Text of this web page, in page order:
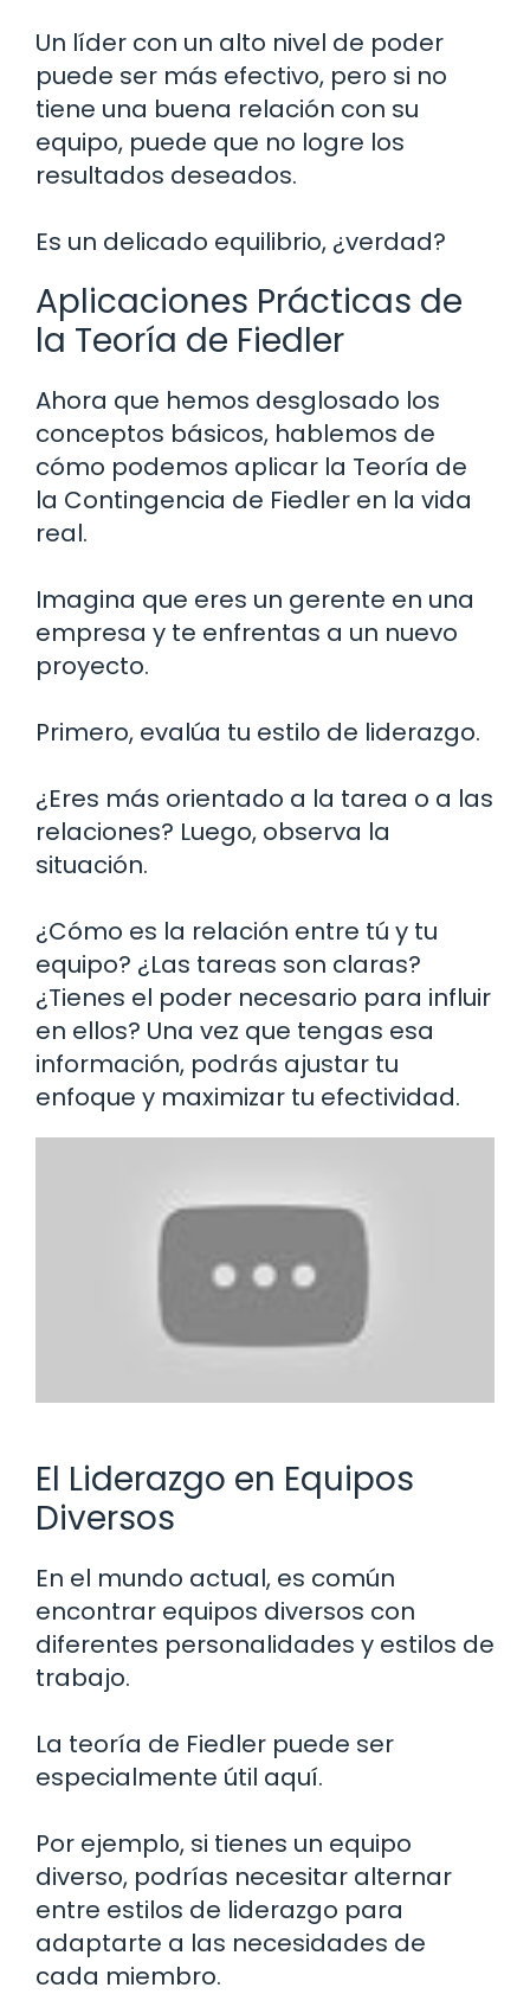
Un líder con un alto nivel de poder
puede ser más efectivo, pero si no
tiene una buena relación con su
equipo, puede que no logre los
resultados deseados.
Es un delicado equilibrio, ¿verdad?
Aplicaciones Prácticas de
la Teoría de Fiedler
Ahora que hemos desglosado los
conceptos básicos, hablemos de
cómo podemos aplicar la Teoría de
la Contingencia de Fiedler en la vida
real.
Imagina que eres un gerente en una
empresa y te enfrentas a un nuevo
proyecto.
Primero, evalúa tu estilo de liderazgo.
¿Eres más orientado a la tarea o a las
relaciones? Luego, observa la
situación.
¿Cómo es la relación entre tú y tu
equipo? ¿Las tareas son claras?
¿Tienes el poder necesario para influir
en ellos? Una vez que tengas esa
información, podrás ajustar tu
enfoque y maximizar tu efectividad.
El Liderazgo en Equipos
Diversos
En el mundo actual, es común
encontrar equipos diversos con
diferentes personalidades y estilos de
trabajo.
La teoría de Fiedler puede ser
especialmente útil aquí.
Por ejemplo, si tienes un equipo
diverso, podrías necesitar alternar
entre estilos de liderazgo para
adaptarte a las necesidades de
cada miembro.